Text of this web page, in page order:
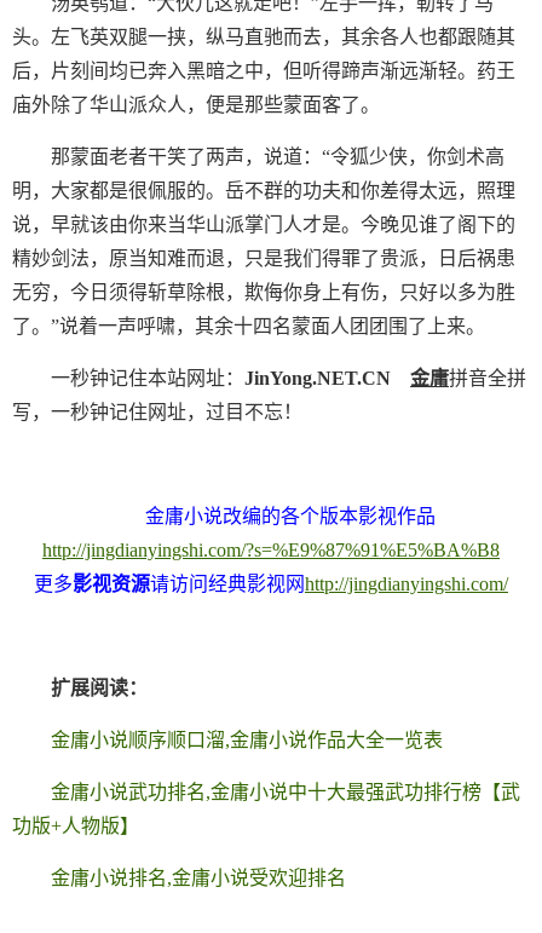
头。左飞英双腿一挟，纵马直驰而去，其余各人也都跟随其
后，片刻间均已奔入黑暗之中，但听得蹄声渐远渐轻。药王
庙外除了华山派众人，便是那些蒙面客了。
那蒙面老者干笑了两声，说道：“令狐少侠，你剑术高
明，大家都是很佩服的。岳不群的功夫和你差得太远，照理
说，早就该由你来当华山派掌门人才是。今晚见谁了阁下的
精妙剑法，原当知难而退，只是我们得罪了贵派，日后祸患
无穷，今日须得斩草除根，欺侮你身上有伤，只好以多为胜
了。”说着一声呼啸，其余十四名蒙面人团团围了上来。
一秒钟记住本站网址： JinYong.NET.CN 金庸拼音全拼
写，一秒钟记住网址，过目不忘！
金庸小说改编的各个版本影视作品
http://jingdianyingshi.com/?s=%E9%87%91%E5%BA%B8
更多影视资源请访问经典影视网http://jingdianyingshi.com/
扩展阅读：
金庸小说顺序顺口溜,金庸小说作品大全一览表
金庸小说武功排名,金庸小说中十大最强武功排行榜【武
功版+人物版】
金庸小说排名,金庸小说受欢迎排名